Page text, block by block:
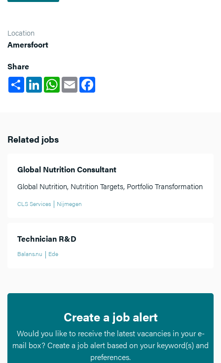
Location
Amersfoort
Share
ShareLinkedInWhatsApp
Email
Related jobs
Global Nutrition Consultant
Global Nutrition, Nutrition Targets, Portfolio Transformation
CLS Services Nijmegen
Technician R&D
Balans.nu Ede
Create a job alert
Would you like to receive the latest vacancies in your e-
mail box? Create a job alert based on your keyword(s) and
preferences.